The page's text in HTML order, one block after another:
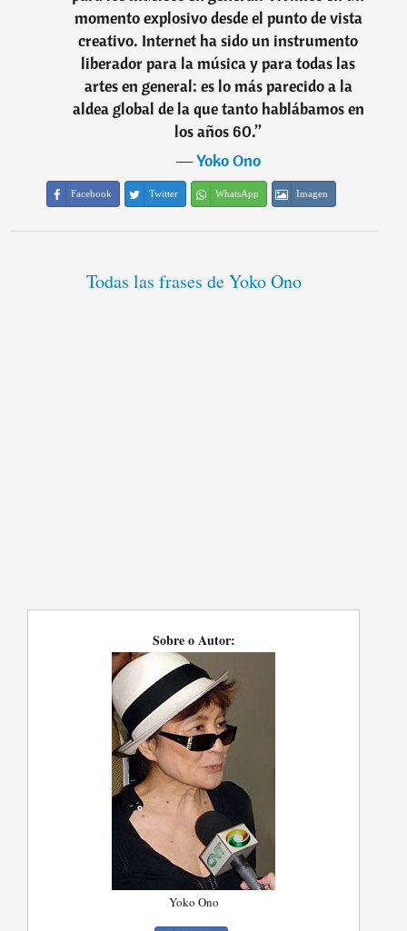
momento explosivo desde el punto de vista
creativo. Internet ha sido un instrumento
liberador para la música y para todas las
artes en general: es lo más parecido a la
aldea global de la que tanto hablábamos en
los años 60.”
―Yoko Ono
Facebook Twitter WhatsApp Imagen
Todas las frases de Yoko Ono
Sobre o Autor:
Yoko Ono